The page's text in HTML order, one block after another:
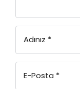
Adınız *
E-Posta *